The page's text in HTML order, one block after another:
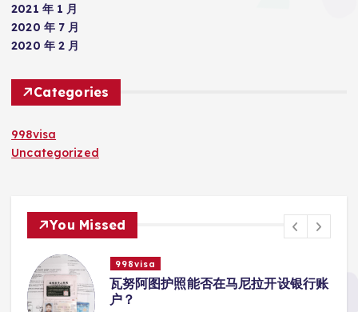
2021 年 1 月
2020 年 7 月
2020 年 2 月
Categories
998visa
Uncategorized
You Missed
998visa
瓦努阿图护照能否在马尼拉开设银行账
户？